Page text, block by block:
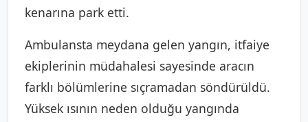
kenarına park etti.
Ambulansta meydana gelen yangın, itfaiye
ekiplerinin müdahalesi sayesinde aracın
farklı bölümlerine sıçramadan söndürüldü.
Yüksek ısının neden olduğu yangında